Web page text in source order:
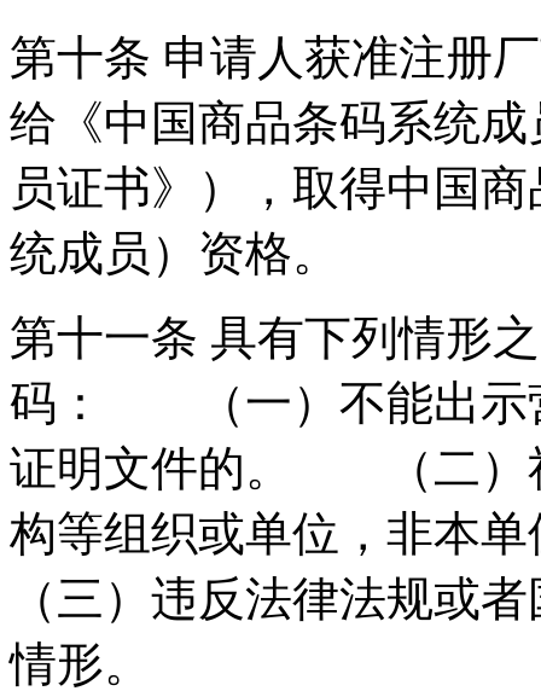
第十条 申请人获准注册
给《中国商品条码系统
员证书》），取得中国
统成员）资格。
第十一条 具有下列情形
码： （一）不能出示
证明文件的。 （二）
构等组织或单位，非
（三）违反法律法规或
情形。